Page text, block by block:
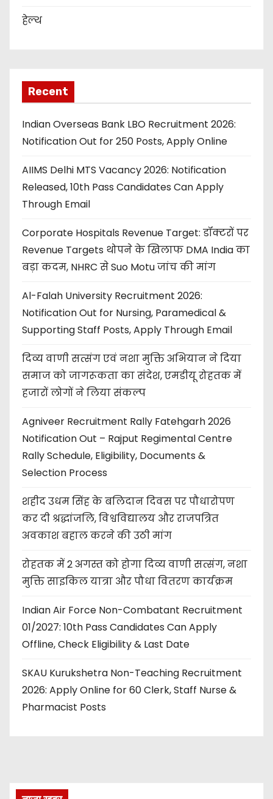
हेल्थ
Recent
Indian Overseas Bank LBO Recruitment 2026:
Notification Out for 250 Posts, Apply Online
AIIMS Delhi MTS Vacancy 2026: Notification
Released, 10th Pass Candidates Can Apply
Through Email
Corporate Hospitals Revenue Target: डॉक्टरों पर
Revenue Targets थोपने के खिलाफ DMA India का
बड़ा कदम, NHRC से Suo Motu जांच की मांग
Al-Falah University Recruitment 2026:
Notification Out for Nursing, Paramedical &
Supporting Staff Posts, Apply Through Email
दिव्य वाणी सत्संग एवं नशा मुक्ति अभियान ने दिया
समाज को जागरूकता का संदेश, एमडीयू रोहतक में
हजारों लोगों ने लिया संकल्प
Agniveer Recruitment Rally Fatehgarh 2026
Notification Out – Rajput Regimental Centre
Rally Schedule, Eligibility, Documents &
Selection Process
शहीद उधम सिंह के बलिदान दिवस पर पौधारोपण
कर दी श्रद्धांजलि, विश्वविद्यालय और राजपत्रित
अवकाश बहाल करने की उठी मांग
रोहतक में 2 अगस्त को होगा दिव्य वाणी सत्संग, नशा
मुक्ति साइकिल यात्रा और पौधा वितरण कार्यक्रम
Indian Air Force Non-Combatant Recruitment
01/2027: 10th Pass Candidates Can Apply
Offline, Check Eligibility & Last Date
SKAU Kurukshetra Non-Teaching Recruitment
2026: Apply Online for 60 Clerk, Staff Nurse &
Pharmacist Posts